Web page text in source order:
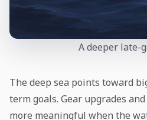
A deeper late-
The deep sea points toward
term goals. Gear upgrades
more meaningful when the